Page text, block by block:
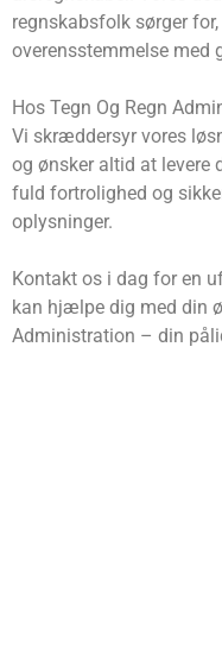
regnskabsfolk sørger
overensstemmelse med
Hos Tegn Og Regn
Vi skræddersyr vores
og ønsker altid at levere
fuld fortrolighed og
oplysninger.
Kontakt os i dag for en
kan hjælpe dig med din
Administration – din